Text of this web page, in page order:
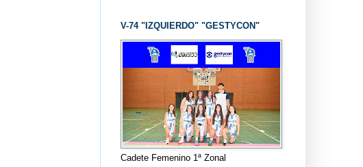
V-74 "IZQUIERDO" "GESTYCON"
Cadete Femenino 1ª Zonal